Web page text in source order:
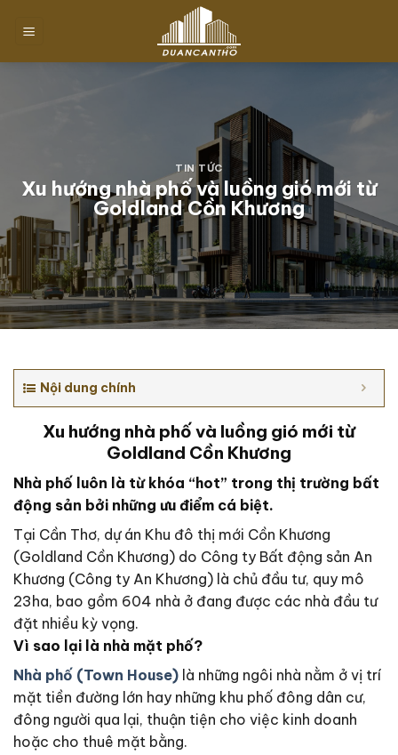
đến
TIN TỨC
Xu hướng nhà phố và luồng gió mới từ
Goldland Cồn Khương
Nội dung chính
Xu hướng nhà phố và luồng gió mới từ
Goldland Cồn Khương
Nhà phố luôn là từ khóa “hot” trong thị trường bất
động sản bởi những ưu điểm cá biệt.
Tại Cần Thơ, dự án Khu đô thị mới Cồn Khương
(Goldland Cồn Khương) do Công ty Bất động sản An
Khương (Công ty An Khương) là chủ đầu tư, quy mô
23ha, bao gồm 604 nhà ở đang được các nhà đầu tư
đặt nhiều kỳ vọng.
Vì sao lại là nhà mặt phố?
Nhà phố (Town House) là những ngôi nhà nằm ở vị trí
mặt tiền đường lớn hay những khu phố đông dân cư,
đông người qua lại, thuận tiện cho việc kinh doanh
hoặc cho thuê mặt bằng.